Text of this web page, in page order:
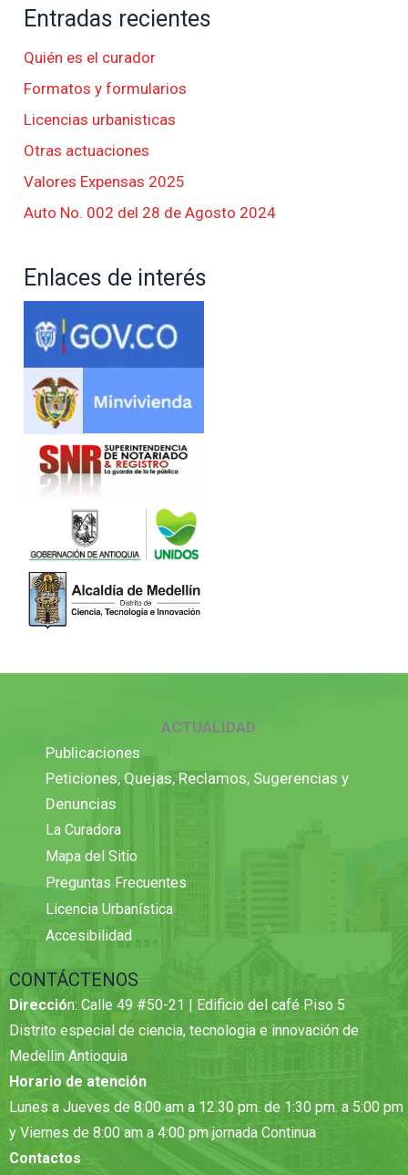
Entradas recientes
Quién es el curador
Formatos y formularios
Licencias urbanisticas
Otras actuaciones
Valores Expensas 2025
Auto No. 002 del 28 de Agosto 2024
Enlaces de interés
ACTUALIDAD
Publicaciones
Peticiones, Quejas, Reclamos, Sugerencias y
Denuncias
La Curadora
Mapa del Sitio
Preguntas Frecuentes
Licencia Urbanística
Accesibilidad
CONTÁCTENOS
Dirección: Calle 49 #50-21 | Edificio del café Piso 5
Distrito especial de ciencia, tecnologia e innovación de
Medellin Antioquia
Horario de atención
Lunes a Jueves de 8:00 am a 12.30 pm. de 1:30 pm. a 5:00 pm
y Viernes de 8:00 am a 4:00 pm jornada Continua
Contactos